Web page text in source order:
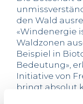
den Wald
«Windenergie
Waldzonen
Beispiel in
Bedeutung»,
Initiative von
bringt absolut